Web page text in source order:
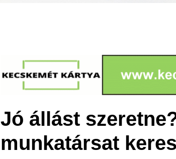
Jó állást
munkatársat